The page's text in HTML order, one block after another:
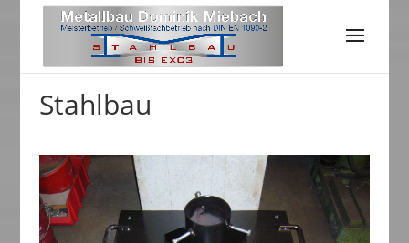
Stahlbau